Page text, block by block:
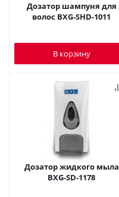
Дозатор шампуня для
волос BXG-SHD-1011
В корзину
Дозатор жидкого мыла
BXG-SD-1178